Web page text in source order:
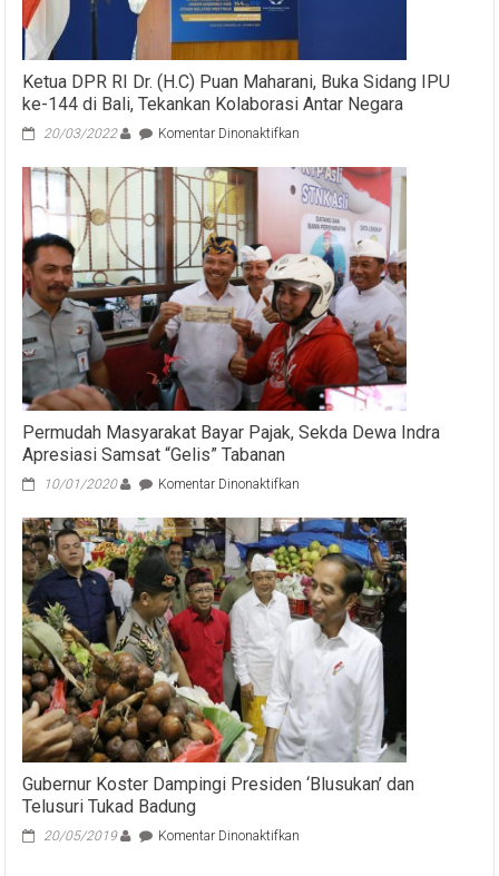
Ketua DPR RI Dr. (H.C) Puan Maharani, Buka Sidang IPU
ke-144 di Bali, Tekankan Kolaborasi Antar Negara
20/03/2022 Komentar Dinonaktifkan
DPR
RI
Dr.
(H.C)
Puan
Maharani,
Buka
Sidang
IPU
ke-
144
di
Bali,
Tekankan
Permudah Masyarakat Bayar Pajak, Sekda Dewa Indra
Apresiasi Samsat “Gelis” Tabanan
10/01/2020 Komentar Dinonaktifkan
Masyarakat
Bayar
Pajak,
Sekda
Dewa
Indra
Apresiasi
Samsat
“Gelis”
Tabanan
Gubernur Koster Dampingi Presiden ‘Blusukan’ dan
Telusuri Tukad Badung
20/05/2019 Komentar Dinonaktifkan